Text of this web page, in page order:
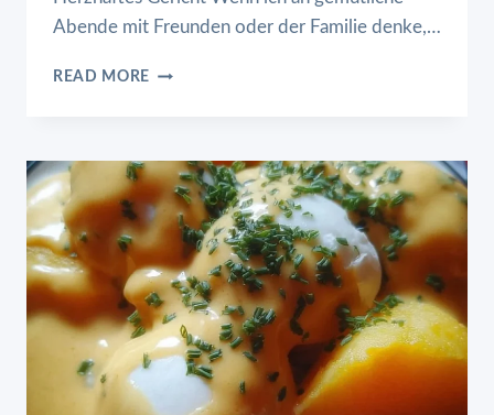
Abende mit Freunden oder der Familie denke,…
READ MORE BRATKARTOFFELN
SPIEGELEI